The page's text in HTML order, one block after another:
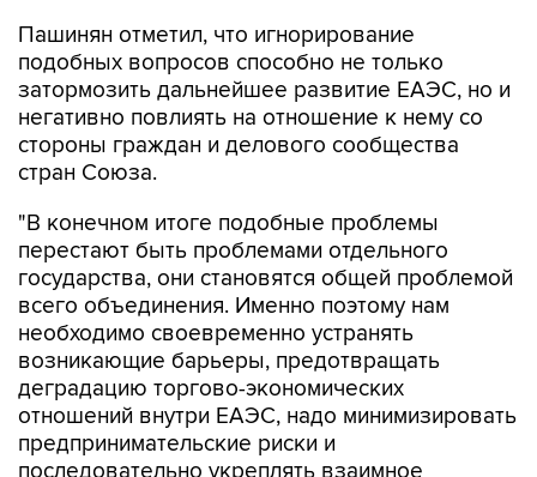
Пашинян отметил, что игнорирование
подобных вопросов способно не только
затормозить дальнейшее развитие ЕАЭС, но и
негативно повлиять на отношение к нему со
стороны граждан и делового сообщества
стран Союза.
"В конечном итоге подобные проблемы
перестают быть проблемами отдельного
государства, они становятся общей проблемой
всего объединения. Именно поэтому нам
необходимо своевременно устранять
возникающие барьеры, предотвращать
деградацию торгово-экономических
отношений внутри ЕАЭС, надо минимизировать
предпринимательские риски и